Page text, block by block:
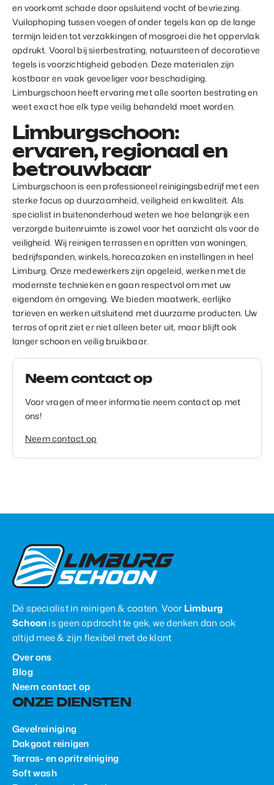
en voorkomt schade door opsluitend vocht of bevriezing.
Vuilophoping tussen voegen of onder tegels kan op de lange
termijn leiden tot verzakkingen of mosgroei die het oppervlak
opdrukt. Vooral bij sierbestrating, natuursteen of decoratieve
tegels is voorzichtigheid geboden. Deze materialen zijn
kostbaar en vaak gevoeliger voor beschadiging.
Limburgschoon heeft ervaring met alle soorten bestrating en
weet exact hoe elk type veilig behandeld moet worden.
Limburgschoon:
ervaren, regionaal en
betrouwbaar
Limburgschoon is een professioneel reinigingsbedrijf met een
sterke focus op duurzaamheid, veiligheid en kwaliteit. Als
specialist in buitenonderhoud weten we hoe belangrijk een
verzorgde buitenruimte is zowel voor het aanzicht als voor de
veiligheid. Wij reinigen terrassen en opritten van woningen,
bedrijfspanden, winkels, horecazaken en instellingen in heel
Limburg. Onze medewerkers zijn opgeleid, werken met de
modernste technieken en gaan respectvol om met uw
eigendom én omgeving. We bieden maatwerk, eerlijke
tarieven en werken uitsluitend met duurzame producten. Uw
terras of oprit ziet er niet alleen beter uit, maar blijft ook
langer schoon en veilig bruikbaar.
Neem contact op
Voor vragen of meer informatie neem contact op met
ons!
Neem contact op
Dé specialist in reinigen & coaten. VoorLimburg
Schoonis geen opdracht te gek, we denken dan ook
altijd mee & zijn flexibel met de klant
Over ons
Blog
Neem contact op
ONZE DIENSTEN
Gevelreiniging
Dakgoot reinigen
Terras- en opritreiniging
Soft wash